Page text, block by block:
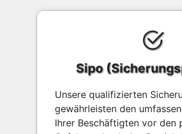
Sipo
Unsere qualifizierten
gewährleisten den
Ihrer Beschäftigten vor den